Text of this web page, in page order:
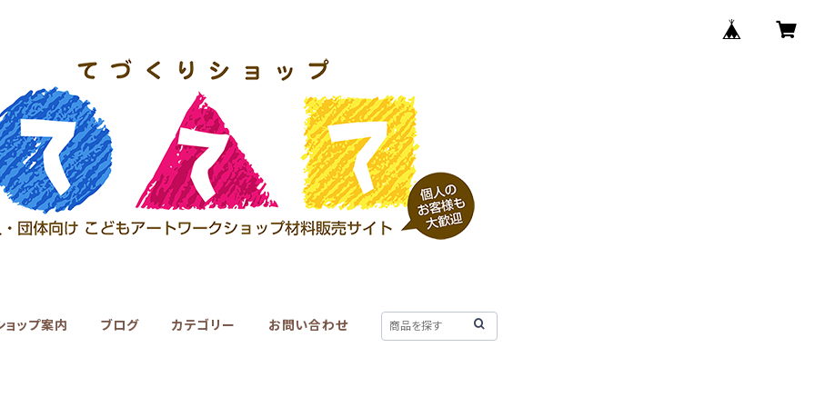
ョップ案内 ブログ カテゴリー お問い合わせ